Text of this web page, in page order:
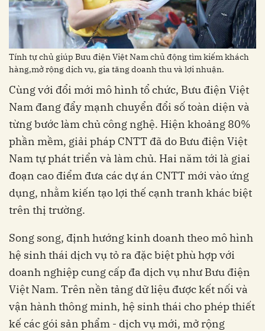
Tính tự chủ giúp Bưu điện Việt Nam chủ động tìm kiếm khách
hàng,mở rộng dịch vụ, gia tăng doanh thu và lợi nhuận.
Cùng với đổi mới mô hình tổ chức, Bưu điện Việt
Nam đang đẩy mạnh chuyển đổi số toàn diện và
từng bước làm chủ công nghệ. Hiện khoảng 80%
phần mềm, giải pháp CNTT đã do Bưu điện Việt
Nam tự phát triển và làm chủ. Hai năm tới là giai
đoạn cao điểm đưa các dự án CNTT mới vào ứng
dụng, nhằm kiến tạo lợi thế cạnh tranh khác biệt
trên thị trường.
Song song, định hướng kinh doanh theo mô hình
hệ sinh thái dịch vụ tỏ ra đặc biệt phù hợp với
doanh nghiệp cung cấp đa dịch vụ như Bưu điện
Việt Nam. Trên nền tảng dữ liệu được kết nối và
vận hành thông minh, hệ sinh thái cho phép thiết
kế các gói sản phẩm - dịch vụ mới, mở rộng